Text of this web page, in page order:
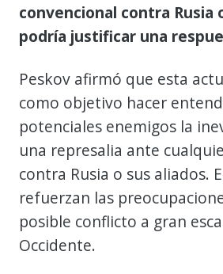
convencional contra Rusia
podría justificar una
Peskov afirmó que esta
como objetivo hacer
potenciales enemigos la
una represalia ante
contra Rusia o sus aliados.
refuerzan las
posible conflicto a gran
Occidente.